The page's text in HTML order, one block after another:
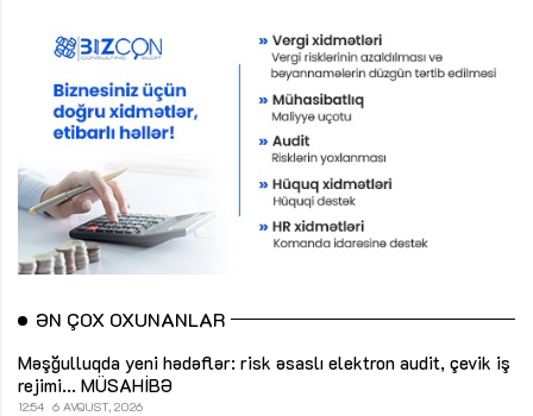
ƏN ÇOX OXUNANLAR
Məşğulluqda yeni hədəflər: risk əsaslı elektron audit, çevik iş
rejimi... MÜSAHİBƏ
12:54 6 AVQUST, 2026